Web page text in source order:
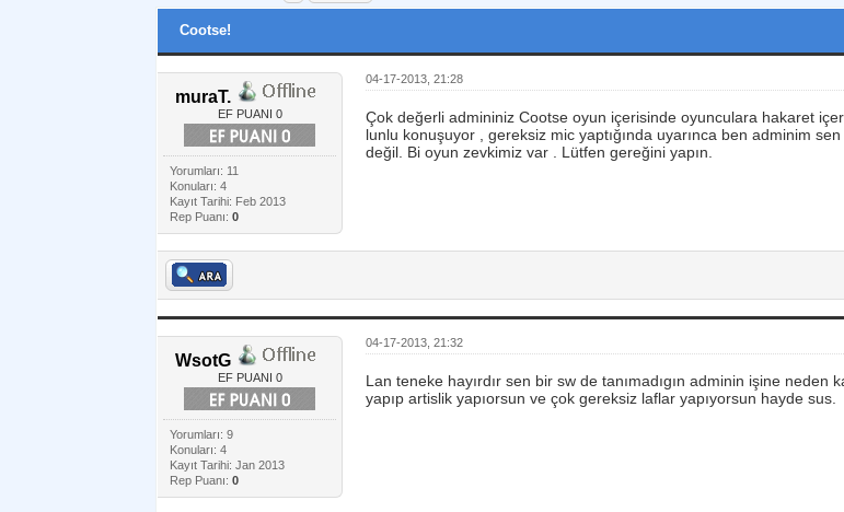
Cootse!
muraT.
EF PUANI 0
Yorumları: 11
Konuları: 4
Kayıt Tarihi: Feb 2013
Rep Puanı: 0
04-17-2013, 21:28
Çok değerli admininiz Cootse oyun içerisinde oyunculara hakaret
lunlu konuşuyor , gereksiz mic yaptığında uyarınca ben adminim
değil. Bi oyun zevkimiz var . Lütfen gereğini yapın.
WsotG
EF PUANI 0
Yorumları: 9
Konuları: 4
Kayıt Tarihi: Jan 2013
Rep Puanı: 0
04-17-2013, 21:32
Lan teneke hayırdır sen bir sw de tanımadıgın adminin işine
yapıp artislik yapıorsun ve çok gereksiz laflar yapıyorsun hayde sus.